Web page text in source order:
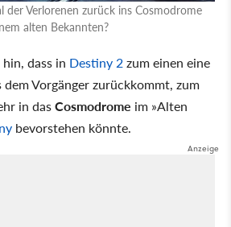
der Verlorenen zurück ins Cosmodrome
alten Bekannten?
dass in Destiny 2zum einen eine
Vorgänger zurückkommt, zum
in dasCosmodrome im »Alten
bevorstehen könnte.